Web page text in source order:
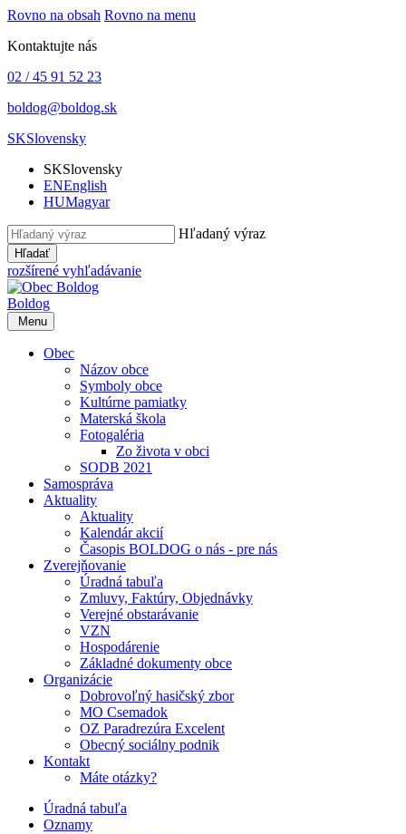
Rovno na obsah Rovno na menu
Kontaktujte nás
02 / 45 91 52 23
boldog@boldog.sk
SKSlovensky
SKSlovensky
ENEnglish
HUMagyar
Hľadaný výraz
Hľadať
rozšírené vyhľadávanie
Boldog
Menu
Obec
Názov obce
Symboly obce
Kultúrne pamiatky
Materská škola
Fotogaléria
Zo života v obci
SODB 2021
Samospráva
Aktuality
Aktuality
Kalendár akcií
Časopis BOLDOG o nás - pre nás
Zverejňovanie
Úradná tabuľa
Zmluvy, Faktúry, Objednávky
Verejné obstarávanie
VZN
Hospodárenie
Základné dokumenty obce
Organizácie
Dobrovoľný hasičský zbor
MO Csemadok
OZ Paradrezúra Excelent
Obecný sociálny podnik
Kontakt
Máte otázky?
Úradná tabuľa
Oznamy